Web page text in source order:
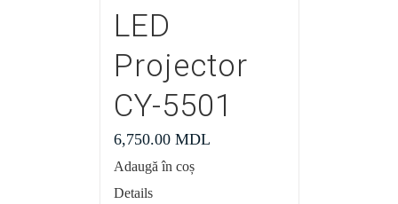
LED
Projector
CY-5501
6,750.00 MDL
Adaugă în coș
Details